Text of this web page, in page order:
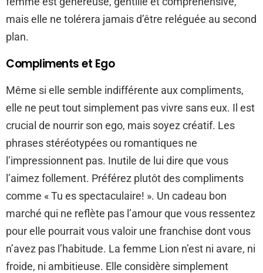
mais elle ne tolérera jamais d’être reléguée au second
plan.
Compliments et Ego
Même si elle semble indifférente aux compliments,
elle ne peut tout simplement pas vivre sans eux. Il est
crucial de nourrir son ego, mais soyez créatif. Les
phrases stéréotypées ou romantiques ne
l’impressionnent pas. Inutile de lui dire que vous
l’aimez follement. Préférez plutôt des compliments
comme « Tu es spectaculaire! ». Un cadeau bon
marché qui ne reflète pas l’amour que vous ressentez
pour elle pourrait vous valoir une franchise dont vous
n’avez pas l’habitude. La femme Lion n’est ni avare, ni
froide, ni ambitieuse. Elle considère simplement